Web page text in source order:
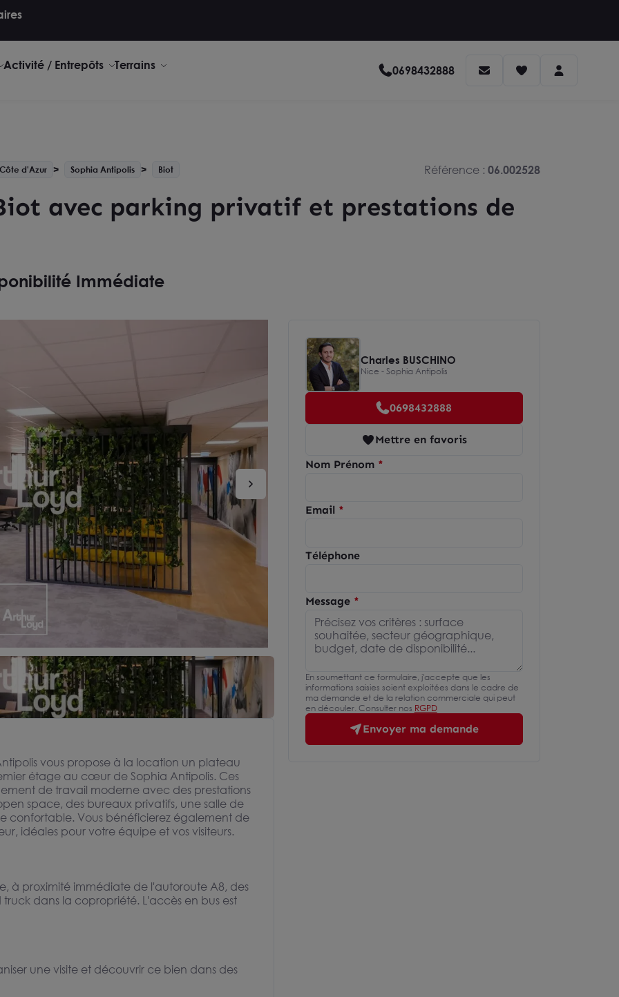
Activité / Entrepôts Terrains 0698432888
d'Azur Sophia Antipolis Biot Référence : 06.002528
avec parking privatif et prestations de
Immédiate
vous propose à la location un plateau
étage au cœur de Sophia Antipolis. Ces
de travail moderne avec des prestations
space, des bureaux privatifs, une salle de
confortable. Vous bénéficierez également de
idéales pour votre équipe et vos visiteurs.
à proximité immédiate de l'autoroute A8, des
dans la copropriété. L'accès en bus est
une visite et découvrir ce bien dans des
Charles BUSCHINO
Nice - Sophia Antipolis
0698432888
Mettre en favoris
Nom Prénom
Email
Téléphone
Message
En soumettant ce formulaire, j'accepte que les
informations saisies soient exploitées dans le cadre de
ma demande et de la relation commerciale qui peut
en découler. Consulter nos RGPD
Envoyer ma demande